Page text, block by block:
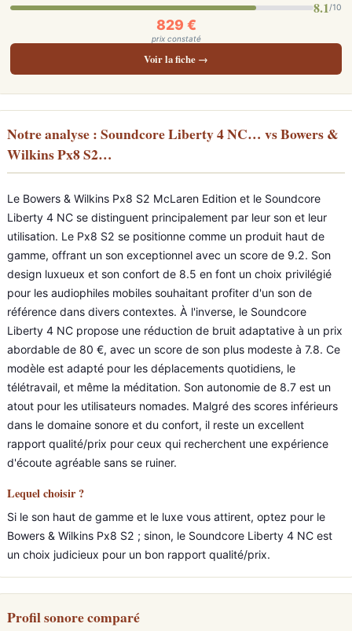
8.1/10
829 €
prix constaté
Voir la fiche →
Notre analyse : Soundcore Liberty 4 NC… vs Bowers &
Wilkins Px8 S2…
Le Bowers & Wilkins Px8 S2 McLaren Edition et le Soundcore
Liberty 4 NC se distinguent principalement par leur son et leur
utilisation. Le Px8 S2 se positionne comme un produit haut de
gamme, offrant un son exceptionnel avec un score de 9.2. Son
design luxueux et son confort de 8.5 en font un choix privilégié
pour les audiophiles mobiles souhaitant profiter d'un son de
référence dans divers contextes. À l'inverse, le Soundcore
Liberty 4 NC propose une réduction de bruit adaptative à un prix
abordable de 80 €, avec un score de son plus modeste à 7.8. Ce
modèle est adapté pour les déplacements quotidiens, le
télétravail, et même la méditation. Son autonomie de 8.7 est un
atout pour les utilisateurs nomades. Malgré des scores inférieurs
dans le domaine sonore et du confort, il reste un excellent
rapport qualité/prix pour ceux qui recherchent une expérience
d'écoute agréable sans se ruiner.
Lequel choisir ?
Si le son haut de gamme et le luxe vous attirent, optez pour le
Bowers & Wilkins Px8 S2 ; sinon, le Soundcore Liberty 4 NC est
un choix judicieux pour un bon rapport qualité/prix.
Profil sonore comparé